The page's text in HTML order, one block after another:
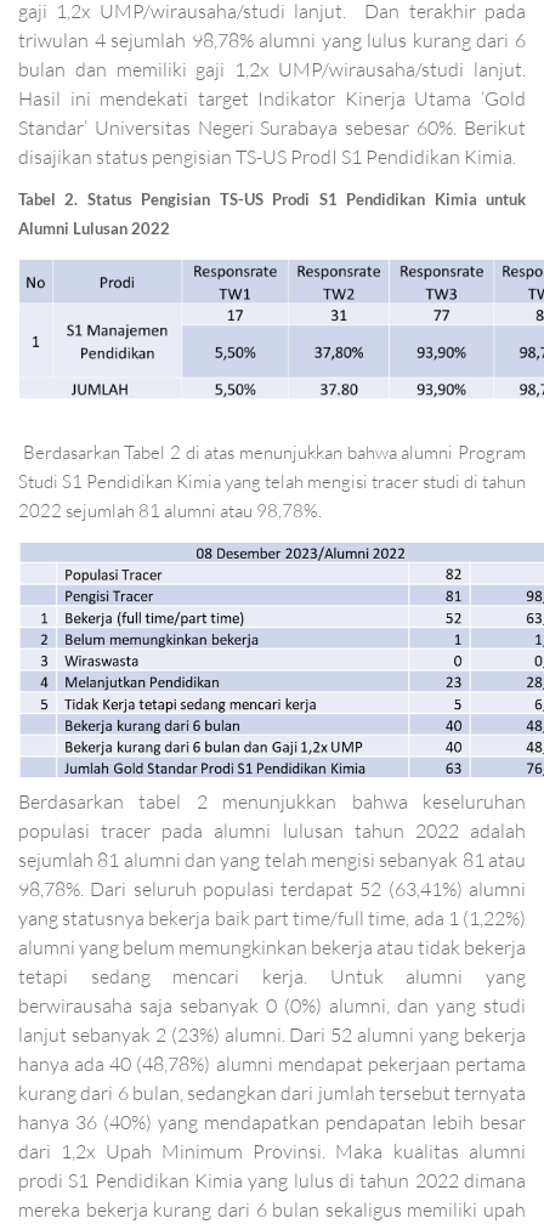
gaji 1,2x UMP/wirausaha/studi lanjut. Dan terakhir pada
triwulan 4 sejumlah 98,78% alumni yang lulus kurang dari 6
bulan dan memiliki gaji 1,2x UMP/wirausaha/studi lanjut.
Hasil ini mendekati target Indikator Kinerja Utama ‘Gold
Standar’ Universitas Negeri Surabaya sebesar 60%. Berikut
disajikan status pengisian TS-US ProdI S1 Pendidikan Kimia.
Tabel 2. Status Pengisian TS-US Prodi S1 Pendidikan Kimia untuk
Alumni Lulusan 2022
Berdasarkan Tabel 2 di atas menunjukkan bahwa alumni Program
Studi S1 Pendidikan Kimia yang telah mengisi tracer studi di tahun
2022 sejumlah 81 alumni atau 98,78%.
Berdasarkan tabel 2 menunjukkan bahwa keseluruhan
populasi tracer pada alumni lulusan tahun 2022 adalah
sejumlah 81 alumni dan yang telah mengisi sebanyak 81 atau
98,78%. Dari seluruh populasi terdapat 52 (63,41%) alumni
yang statusnya bekerja baik part time/full time, ada 1 (1,22%)
alumni yang belum memungkinkan bekerja atau tidak bekerja
tetapi sedang mencari kerja. Untuk alumni yang
berwirausaha saja sebanyak 0 (0%) alumni, dan yang studi
lanjut sebanyak 2 (23%) alumni. Dari 52 alumni yang bekerja
hanya ada 40 (48,78%) alumni mendapat pekerjaan pertama
kurang dari 6 bulan, sedangkan dari jumlah tersebut ternyata
hanya 36 (40%) yang mendapatkan pendapatan lebih besar
dari 1,2x Upah Minimum Provinsi. Maka kualitas alumni
prodi S1 Pendidikan Kimia yang lulus di tahun 2022 dimana
mereka bekerja kurang dari 6 bulan sekaligus memiliki upah